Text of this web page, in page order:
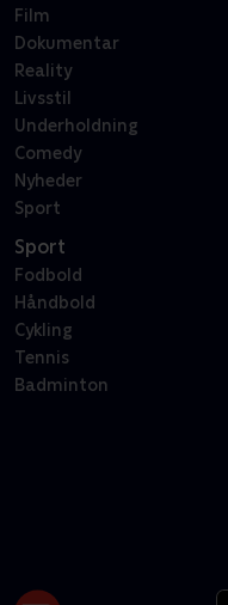
Film
Dokumentar
Reality
Livsstil
Underholdning
Comedy
Nyheder
Sport
Sport
Fodbold
Håndbold
Cykling
Tennis
Badminton